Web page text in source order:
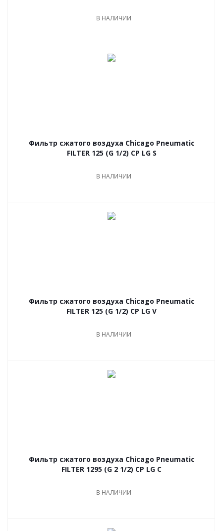
В НАЛИЧИИ
Фильтр сжатого воздуха Chicago Pneumatic
FILTER 125 (G 1/2) CP LG S
В НАЛИЧИИ
Фильтр сжатого воздуха Chicago Pneumatic
FILTER 125 (G 1/2) CP LG V
В НАЛИЧИИ
Фильтр сжатого воздуха Chicago Pneumatic
FILTER 1295 (G 2 1/2) CP LG C
В НАЛИЧИИ